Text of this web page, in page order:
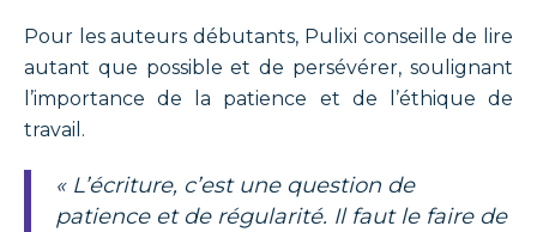
Pour les auteurs débutants, Pulixi conseille de lire
autant que possible et de persévérer, soulignant
l’importance de la patience et de l’éthique de
travail.
« L’écriture, c’est une question de
patience et de régularité. Il faut le faire de